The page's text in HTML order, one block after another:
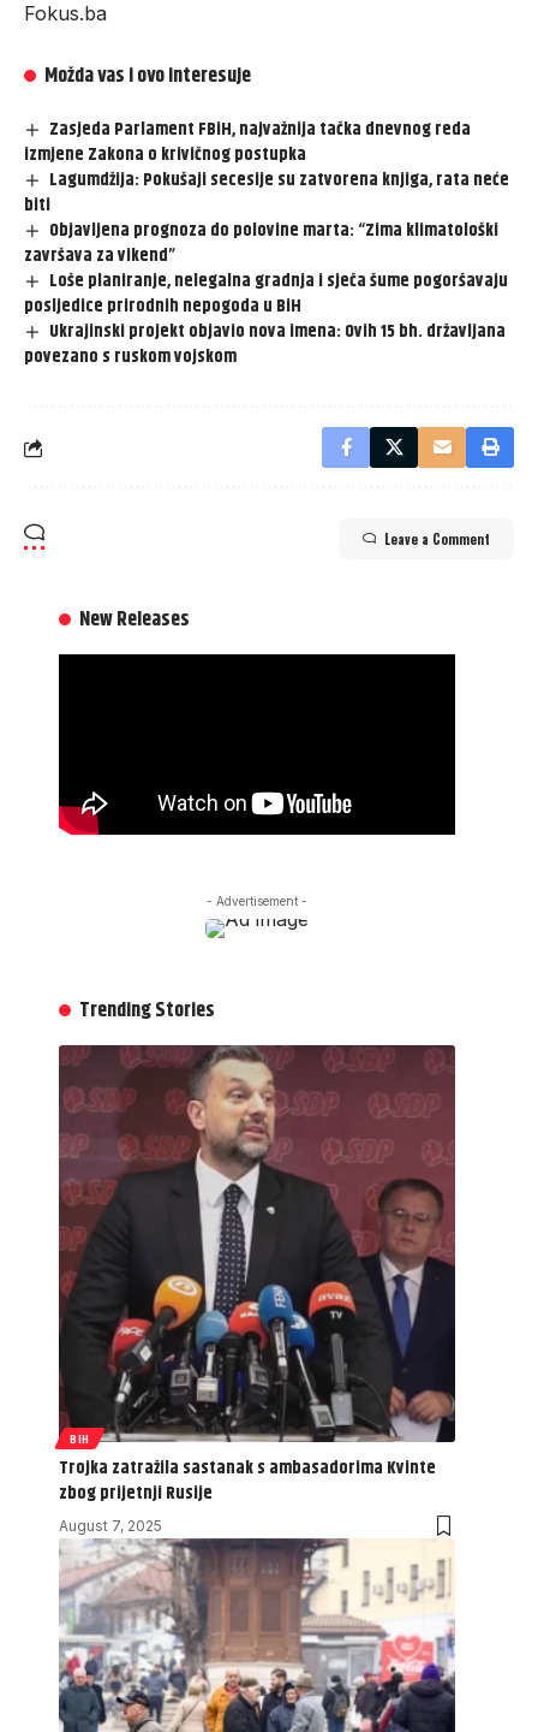
Fokus.ba
Možda vas i ovo interesuje
Zasjeda Parlament FBiH, najvažnija tačka dnevnog reda
izmjene Zakona o krivičnog postupka
Lagumdžija: Pokušaji secesije su zatvorena knjiga, rata neće
biti
Objavljena prognoza do polovine marta: “Zima klimatološki
završava za vikend”
Loše planiranje, nelegalna gradnja i sječa šume pogoršavaju
posljedice prirodnih nepogoda u BiH
Ukrajinski projekt objavio nova imena: Ovih 15 bh. državljana
povezano s ruskom vojskom
Leave a Comment
New Releases
- Advertisement -
Trending Stories
BIH
Trojka zatražila sastanak s ambasadorima Kvinte
zbog prijetnji Rusije
August 7, 2025